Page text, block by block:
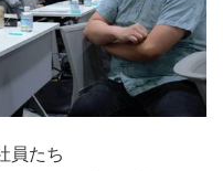
員たち